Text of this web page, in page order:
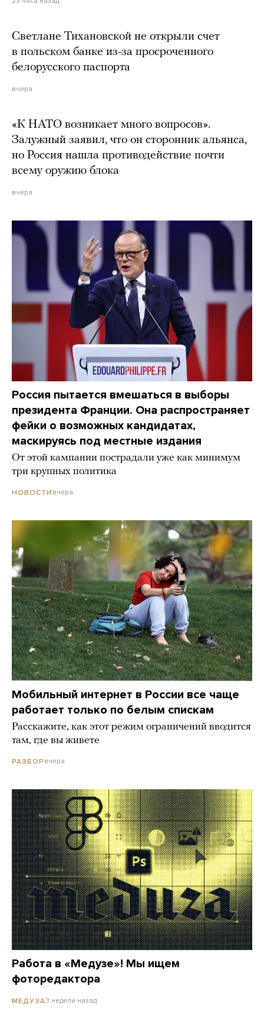
Светлане Тихановской не открыли счет
в польском банке из-за просроченного
белорусского паспорта
вчера
«К НАТО возникает много вопросов».
Залужный заявил, что он сторонник альянса,
но Россия нашла противодействие почти
всему оружию блока
вчера
Россия пытается вмешаться в выборы
президента Франции. Она распространяет
фейки о возможных кандидатах,
маскируясь под местные издания
От этой кампании пострадали уже как минимум
три крупных политика
НОВОСТИ вчера
Мобильный интернет в России все чаще
работает только по белым спискам
Расскажите, как этот режим ограничений вводится
там, где вы живете
РАЗБОР вчера
Работа в «Медузе»! Мы ищем
фоторедактора
МЕДУЗА3 недели назад